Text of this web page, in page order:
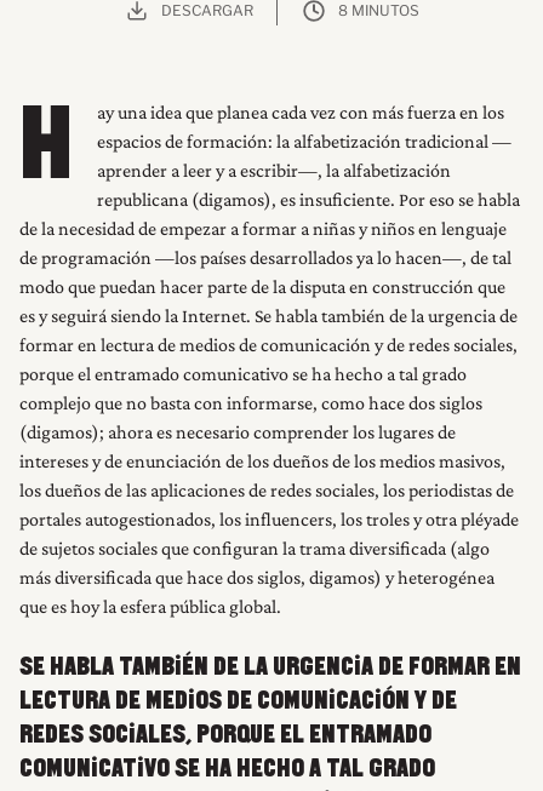
DESCARGAR 8 MINUTOS
H
ay una idea que planea cada vez con más fuerza en los
espacios de formación: la alfabetización tradicional —
aprender a leer y a escribir—, la alfabetización
republicana (digamos), es insuficiente. Por eso se habla
de la necesidad de empezar a formar a niñas y niños en lenguaje
de programación —los países desarrollados ya lo hacen—, de tal
modo que puedan hacer parte de la disputa en construcción que
es y seguirá siendo la Internet. Se habla también de la urgencia de
formar en lectura de medios de comunicación y de redes sociales,
porque el entramado comunicativo se ha hecho a tal grado
complejo que no basta con informarse, como hace dos siglos
(digamos); ahora es necesario comprender los lugares de
intereses y de enunciación de los dueños de los medios masivos,
los dueños de las aplicaciones de redes sociales, los periodistas de
portales autogestionados, los influencers, los troles y otra pléyade
de sujetos sociales que configuran la trama diversificada (algo
más diversificada que hace dos siglos, digamos) y heterogénea
que es hoy la esfera pública global.
SE HABLA TAMBIÉN DE LA URGENCIA DE FORMAR EN
LECTURA DE MEDIOS DE COMUNICACIÓN Y DE
REDES SOCIALES, PORQUE EL ENTRAMADO
COMUNICATIVO SE HA HECHO A TAL GRADO